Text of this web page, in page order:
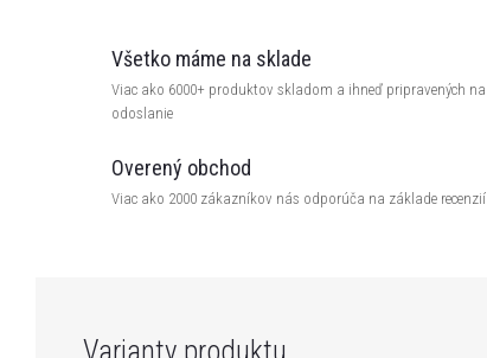
Všetko máme na sklade
Viac ako 6000+ produktov skladom a ihneď pripravených na
odoslanie
Overený obchod
Viac ako 2000 zákazníkov nás odporúča na základe recenzií